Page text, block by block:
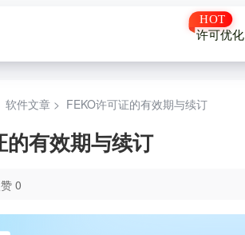
许可优化
软件文章 > FEKO许可证的有效期与续订
的有效期与续订
0